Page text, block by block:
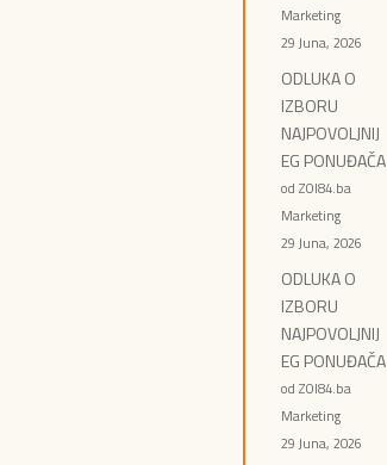
Marketing
29 Juna, 2026
ODLUKA O
IZBORU
NAJPOVOLJNIJ
EG PONUĐAČA
od ZOI84.ba
Marketing
29 Juna, 2026
ODLUKA O
IZBORU
NAJPOVOLJNIJ
EG PONUĐAČA
od ZOI84.ba
Marketing
29 Juna, 2026